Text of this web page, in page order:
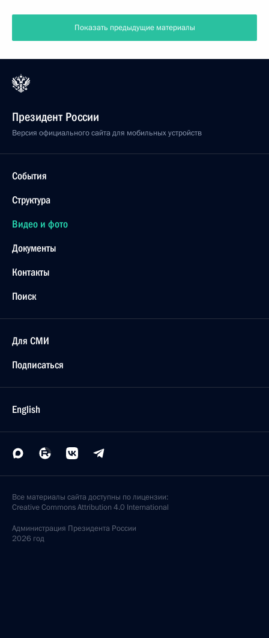
Показать предыдущие материалы
Президент России
Версия официального сайта для мобильных устройств
События
Структура
Видео и фото
Документы
Контакты
Поиск
Для СМИ
Подписаться
English
Все материалы сайта доступны по лицензии:
Creative Commons Attribution 4.0 International
Администрация Президента России
2026 год